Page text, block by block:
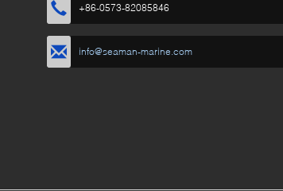
+86-0573-82085846
info@seaman-marine.com